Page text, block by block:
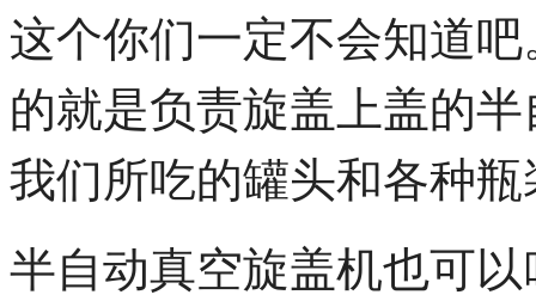
这个你们一定不会知道
的就是负责旋盖上盖的
我们所吃的罐头和各种
半自动真空旋盖机也可